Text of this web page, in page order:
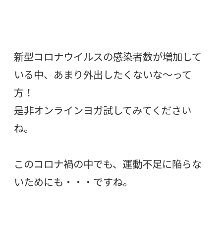
新型コロナウイルスの感染者数が増加して
いる中、あまり外出したくないな〜って
方！
是非オンラインヨガ試してみてください
ね。
このコロナ禍の中でも、運動不足に陥らな
いためにも・・・ですね。